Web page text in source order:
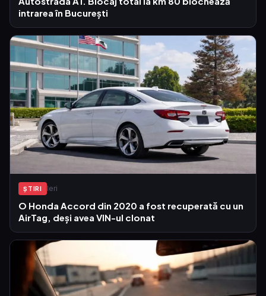
intrarea în București
ŞTIRI Ieri
O Honda Accord din 2020 a fost recuperată cu un
AirTag, deși avea VIN-ul clonat